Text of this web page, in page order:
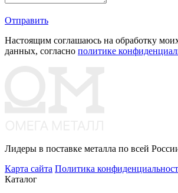
Отправить
Настоящим соглашаюсь на обработку
данных, согласно политике
Лидеры в поставке металла по всей
Карта сайта Политика
Каталог